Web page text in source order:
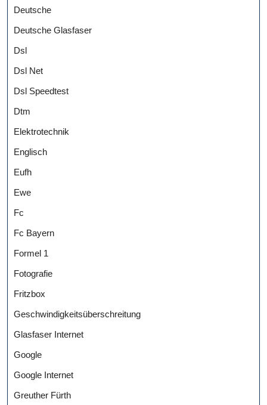
Deutsche
Deutsche Glasfaser
Dsl
Dsl Net
Dsl Speedtest
Dtm
Elektrotechnik
Englisch
Eufh
Ewe
Fc
Fc Bayern
Formel 1
Fotografie
Fritzbox
Geschwindigkeitsüberschreitung
Glasfaser Internet
Google
Google Internet
Greuther Fürth